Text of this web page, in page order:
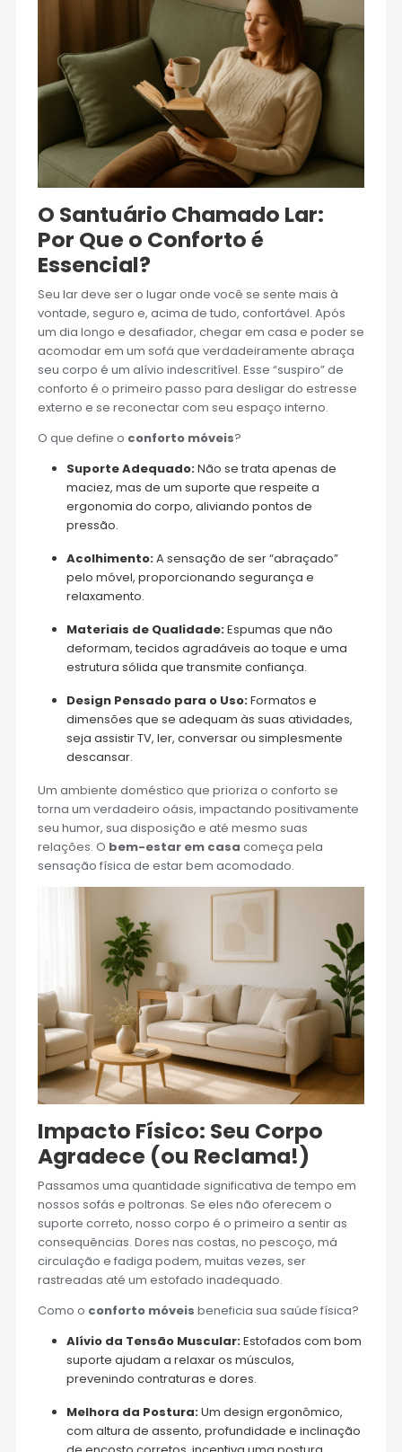
O Santuário Chamado Lar:
Por Que o Conforto é
Essencial?
Seu lar deve ser o lugar onde você se sente mais à
vontade, seguro e, acima de tudo, confortável. Após
um dia longo e desafiador, chegar em casa e poder se
acomodar em um sofá que verdadeiramente abraça
seu corpo é um alívio indescritível. Esse “suspiro” de
conforto é o primeiro passo para desligar do estresse
externo e se reconectar com seu espaço interno.
O que define o conforto móveis?
Suporte Adequado:Não se trata apenas de
maciez, mas de um suporte que respeite a
ergonomia do corpo, aliviando pontos de
pressão.
Acolhimento:A sensação de ser “abraçado”
pelo móvel, proporcionando segurança e
relaxamento.
Materiais de Qualidade:Espumas que não
deformam, tecidos agradáveis ao toque e uma
estrutura sólida que transmite confiança.
Design Pensado para o Uso:Formatos e
dimensões que se adequam às suas atividades,
seja assistir TV, ler, conversar ou simplesmente
descansar.
Um ambiente doméstico que prioriza o conforto se
torna um verdadeiro oásis, impactando positivamente
seu humor, sua disposição e até mesmo suas
relações. O bem-estar em casa começa pela
sensação física de estar bem acomodado.
Impacto Físico: Seu Corpo
Agradece (ou Reclama!)
Passamos uma quantidade significativa de tempo em
nossos sofás e poltronas. Se eles não oferecem o
suporte correto, nosso corpo é o primeiro a sentir as
consequências. Dores nas costas, no pescoço, má
circulação e fadiga podem, muitas vezes, ser
rastreadas até um estofado inadequado.
Como o conforto móveis beneficia sua saúde física?
Alívio da Tensão Muscular:Estofados com bom
suporte ajudam a relaxar os músculos,
prevenindo contraturas e dores.
Melhora da Postura:Um design ergonômico,
com altura de assento, profundidade e inclinação